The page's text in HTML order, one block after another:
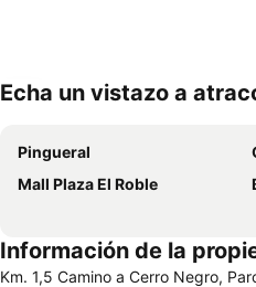
Echa un vistazo a
Pingueral
Mall Plaza El Roble
Información de la
Km. 1,5 Camino a Cerro Negro,